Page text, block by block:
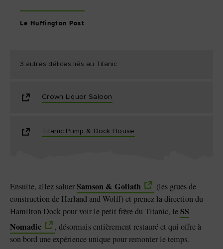
Le Huffington Post
3 autres délices liés au Titanic
Crown Liquor Saloon
Titanic Pump & Dock House
Ensuite, allez saluerSamson & Goliath
(les grues de
construction de Harland and Wolff) et prenez la direction du
Hamilton Dock pour voir le petit frère du Titanic, leSS
Nomadic
, désormais entièrement restauré et qui offre à
son bord une expérience unique pour remonter le temps.